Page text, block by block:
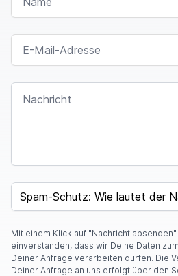
E-MAIL-ADRESSE
NACHRICHT
SPAM CAPTCHA
Mit einem Klick auf "Nachricht
einverstanden, dass wir Deine Daten
Deiner Anfrage verarbeiten dürfen. Die
Deiner Anfrage an uns erfolgt über den